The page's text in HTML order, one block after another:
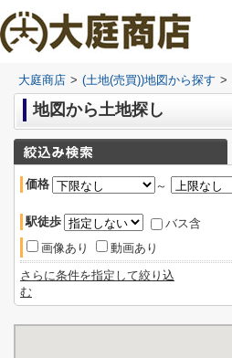
大庭商店 > (土地(売買))地図から探す >
地図から土地探し
価格 ～
駅徒歩
バス含
画像あり
動画あり
さらに条件を指定して絞り込
む